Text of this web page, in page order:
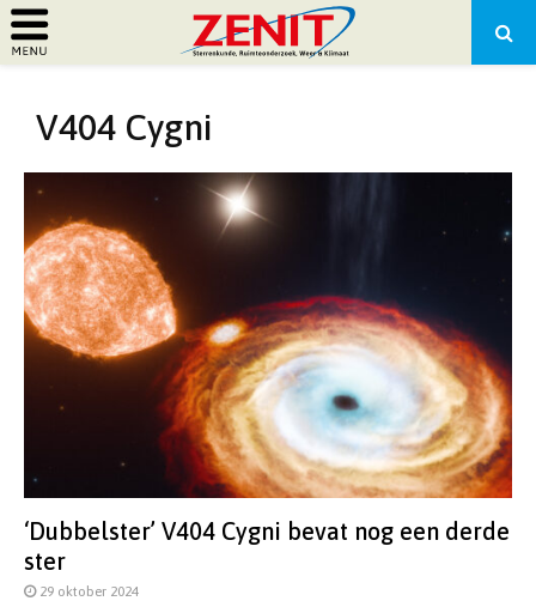
PRIMARY
MENU
V404 Cygni
‘Dubbelster’ V404 Cygni bevat nog een derde
ster
29 oktober 2024